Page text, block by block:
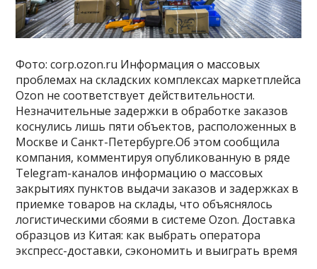
Фото: corp.ozon.ru Информация о массовых
проблемах на складских комплексах маркетплейса
Ozon не соответствует действительности.
Незначительные задержки в обработке заказов
коснулись лишь пяти объектов, расположенных в
Москве и Санкт-Петербурге.Об этом сообщила
компания, комментируя опубликованную в ряде
Telegram-каналов информацию о массовых
закрытиях пунктов выдачи заказов и задержках в
приемке товаров на склады, что объяснялось
логистическими сбоями в системе Ozon. Доставка
образцов из Китая: как выбрать оператора
экспресс-доставки, сэкономить и выиграть время